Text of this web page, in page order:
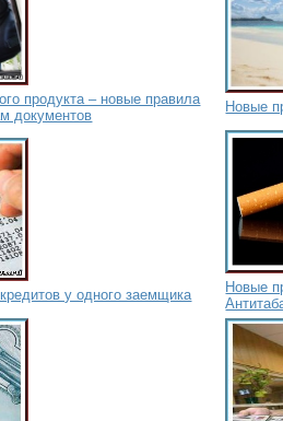
продукта – новые правила
документов
Новые
у одного заемщика
Новые